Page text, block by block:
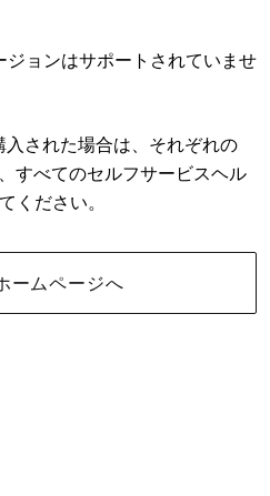
ジョンはサポートされていませ
された場合は、それぞれの
すべてのセルフサービスヘル
ください。
ームページへ